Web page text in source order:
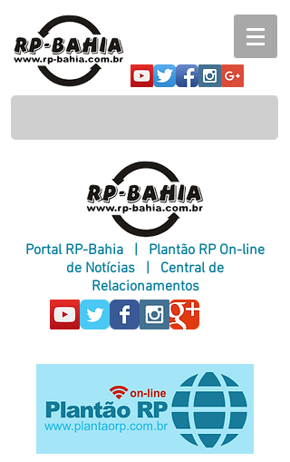
Portal RP-Bahia | Plantão RP On-line
de Notícias | Central de
Relacionamentos